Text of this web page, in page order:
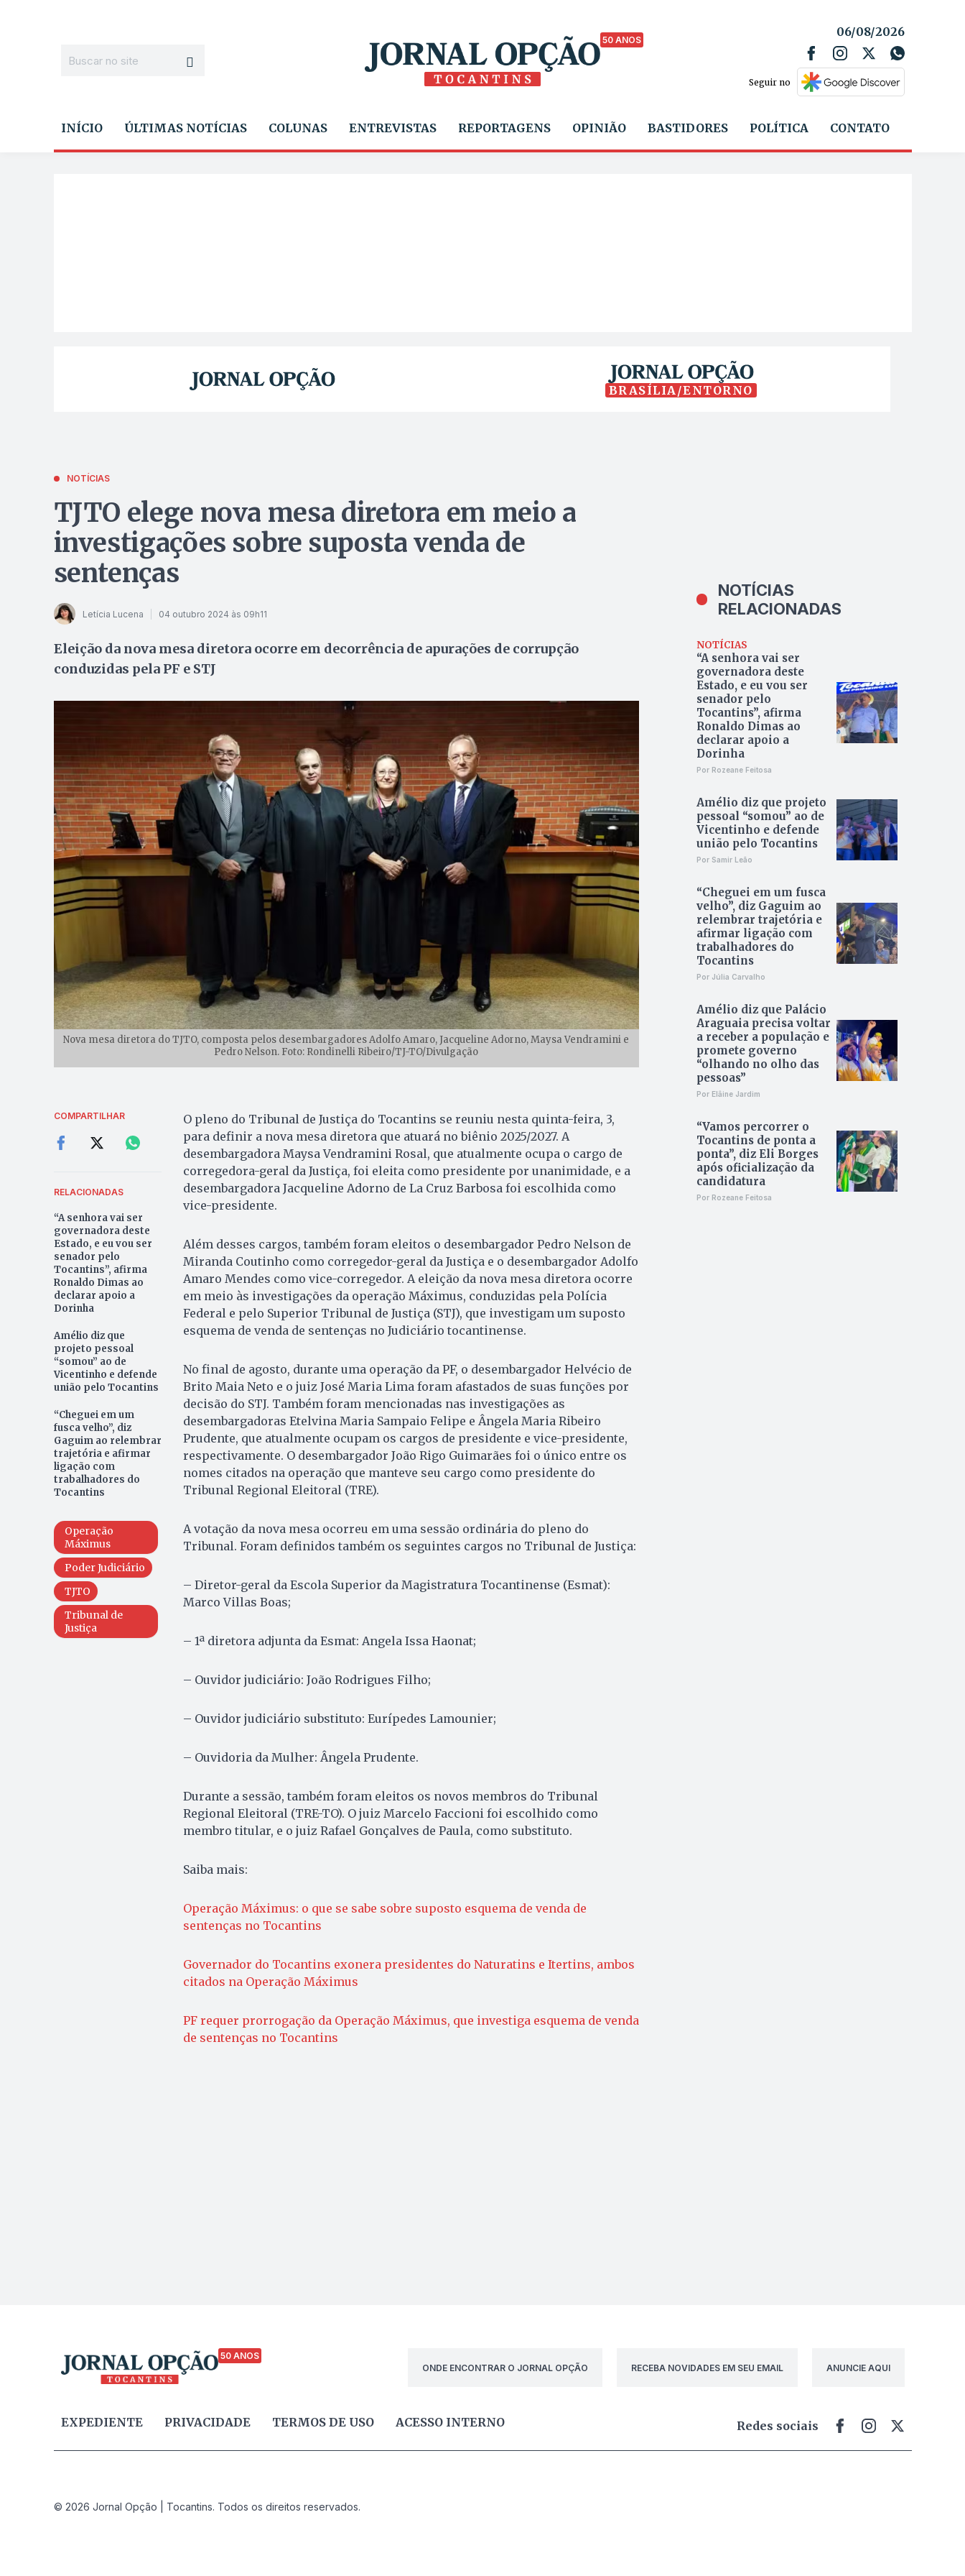
50 ANOS
06/08/2026
Seguir no
INÍCIO ÚLTIMAS NOTÍCIAS COLUNAS ENTREVISTAS REPORTAGENS OPINIÃO BASTIDORES POLÍTICA CONTATO
BRASÍLIA/ENTORNO
NOTÍCIAS
TJTO elege nova mesa diretora em meio a
investigações sobre suposta venda de
sentenças
Letícia Lucena 04 outubro 2024 às 09h11
Eleição da nova mesa diretora ocorre em decorrência de apurações de corrupção
conduzidas pela PF e STJ
Nova mesa diretora do TJTO, composta pelos desembargadores Adolfo Amaro, Jacqueline Adorno, Maysa Vendramini e
Pedro Nelson. Foto: Rondinelli Ribeiro/TJ-TO/Divulgação
COMPARTILHAR
RELACIONADAS
“A senhora vai ser
governadora deste
Estado, e eu vou ser
senador pelo
Tocantins”, afirma
Ronaldo Dimas ao
declarar apoio a
Dorinha
Amélio diz que
projeto pessoal
“somou” ao de
Vicentinho e defende
união pelo Tocantins
“Cheguei em um
fusca velho”, diz
Gaguim ao relembrar
trajetória e afirmar
ligação com
trabalhadores do
Tocantins
Operação
Máximus
Poder Judiciário
TJTO
Tribunal de
Justiça
O pleno do Tribunal de Justiça do Tocantins se reuniu nesta quinta-feira, 3,
para definir a nova mesa diretora que atuará no biênio 2025/2027. A
desembargadora Maysa Vendramini Rosal, que atualmente ocupa o cargo de
corregedora-geral da Justiça, foi eleita como presidente por unanimidade, e a
desembargadora Jacqueline Adorno de La Cruz Barbosa foi escolhida como
vice-presidente.
Além desses cargos, também foram eleitos o desembargador Pedro Nelson de
Miranda Coutinho como corregedor-geral da Justiça e o desembargador Adolfo
Amaro Mendes como vice-corregedor. A eleição da nova mesa diretora ocorre
em meio às investigações da operação Máximus, conduzidas pela Polícia
Federal e pelo Superior Tribunal de Justiça (STJ), que investigam um suposto
esquema de venda de sentenças no Judiciário tocantinense.
No final de agosto, durante uma operação da PF, o desembargador Helvécio de
Brito Maia Neto e o juiz José Maria Lima foram afastados de suas funções por
decisão do STJ. Também foram mencionadas nas investigações as
desembargadoras Etelvina Maria Sampaio Felipe e Ângela Maria Ribeiro
Prudente, que atualmente ocupam os cargos de presidente e vice-presidente,
respectivamente. O desembargador João Rigo Guimarães foi o único entre os
nomes citados na operação que manteve seu cargo como presidente do
Tribunal Regional Eleitoral (TRE).
A votação da nova mesa ocorreu em uma sessão ordinária do pleno do
Tribunal. Foram definidos também os seguintes cargos no Tribunal de Justiça:
– Diretor-geral da Escola Superior da Magistratura Tocantinense (Esmat):
Marco Villas Boas;
– 1ª diretora adjunta da Esmat: Angela Issa Haonat;
– Ouvidor judiciário: João Rodrigues Filho;
– Ouvidor judiciário substituto: Eurípedes Lamounier;
– Ouvidoria da Mulher: Ângela Prudente.
Durante a sessão, também foram eleitos os novos membros do Tribunal
Regional Eleitoral (TRE-TO). O juiz Marcelo Faccioni foi escolhido como
membro titular, e o juiz Rafael Gonçalves de Paula, como substituto.
Saiba mais:
Operação Máximus: o que se sabe sobre suposto esquema de venda de
sentenças no Tocantins
Governador do Tocantins exonera presidentes do Naturatins e Itertins, ambos
citados na Operação Máximus
PF requer prorrogação da Operação Máximus, que investiga esquema de venda
de sentenças no Tocantins
NOTÍCIAS
RELACIONADAS
NOTÍCIAS
“A senhora vai ser
governadora deste
Estado, e eu vou ser
senador pelo
Tocantins”, afirma
Ronaldo Dimas ao
declarar apoio a
Dorinha
Por Rozeane Feitosa
Amélio diz que projeto
pessoal “somou” ao de
Vicentinho e defende
união pelo Tocantins
Por Samir Leão
“Cheguei em um fusca
velho”, diz Gaguim ao
relembrar trajetória e
afirmar ligação com
trabalhadores do
Tocantins
Por Júlia Carvalho
Amélio diz que Palácio
Araguaia precisa voltar
a receber a população e
promete governo
“olhando no olho das
pessoas”
Por Elâine Jardim
“Vamos percorrer o
Tocantins de ponta a
ponta”, diz Eli Borges
após oficialização da
candidatura
Por Rozeane Feitosa
50 ANOS
ONDE ENCONTRAR O JORNAL OPÇÃO
RECEBA NOVIDADES EM SEU EMAIL ANUNCIE AQUI
EXPEDIENTE PRIVACIDADE TERMOS DE USO ACESSO INTERNO Redes sociais
© 2026 Jornal Opção | Tocantins. Todos os direitos reservados.